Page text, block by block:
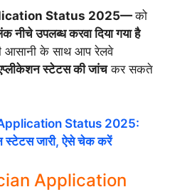
Status 2025—को
नीचे उपलब्ध करवा दिया गया है
आसानी के साथ आप रेलवे
स्टेटस की जांचकर सकते
Status 2025:
स्टेटस जारी, ऐसे चेक करें
Application